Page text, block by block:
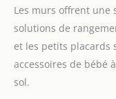
Les murs offrent une
solutions de
et les petits placards
accessoires de bébé
sol.